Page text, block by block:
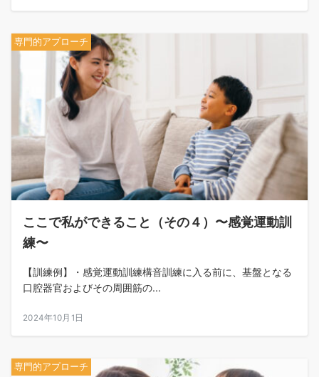
専門的アプローチ
ここで私ができること（その４）〜感覚運動訓
練〜
【訓練例】・感覚運動訓練構音訓練に入る前に、基盤となる
口腔器官およびその周囲筋の...
2024年10月1日
専門的アプローチ